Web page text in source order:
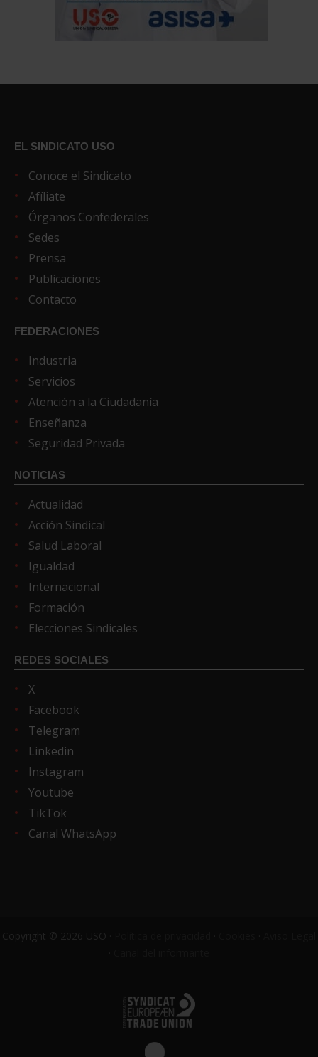
EL SINDICATO USO
Conoce el Sindicato
Afíliate
Órganos Confederales
Sedes
Prensa
Publicaciones
Contacto
FEDERACIONES
Industria
Servicios
Atención a la Ciudadanía
Enseñanza
Seguridad Privada
NOTICIAS
Actualidad
Acción Sindical
Salud Laboral
Igualdad
Internacional
Formación
Elecciones Sindicales
REDES SOCIALES
X
Facebook
Telegram
Linkedin
Instagram
Youtube
TikTok
Canal WhatsApp
Copyright © 2026 USO ·